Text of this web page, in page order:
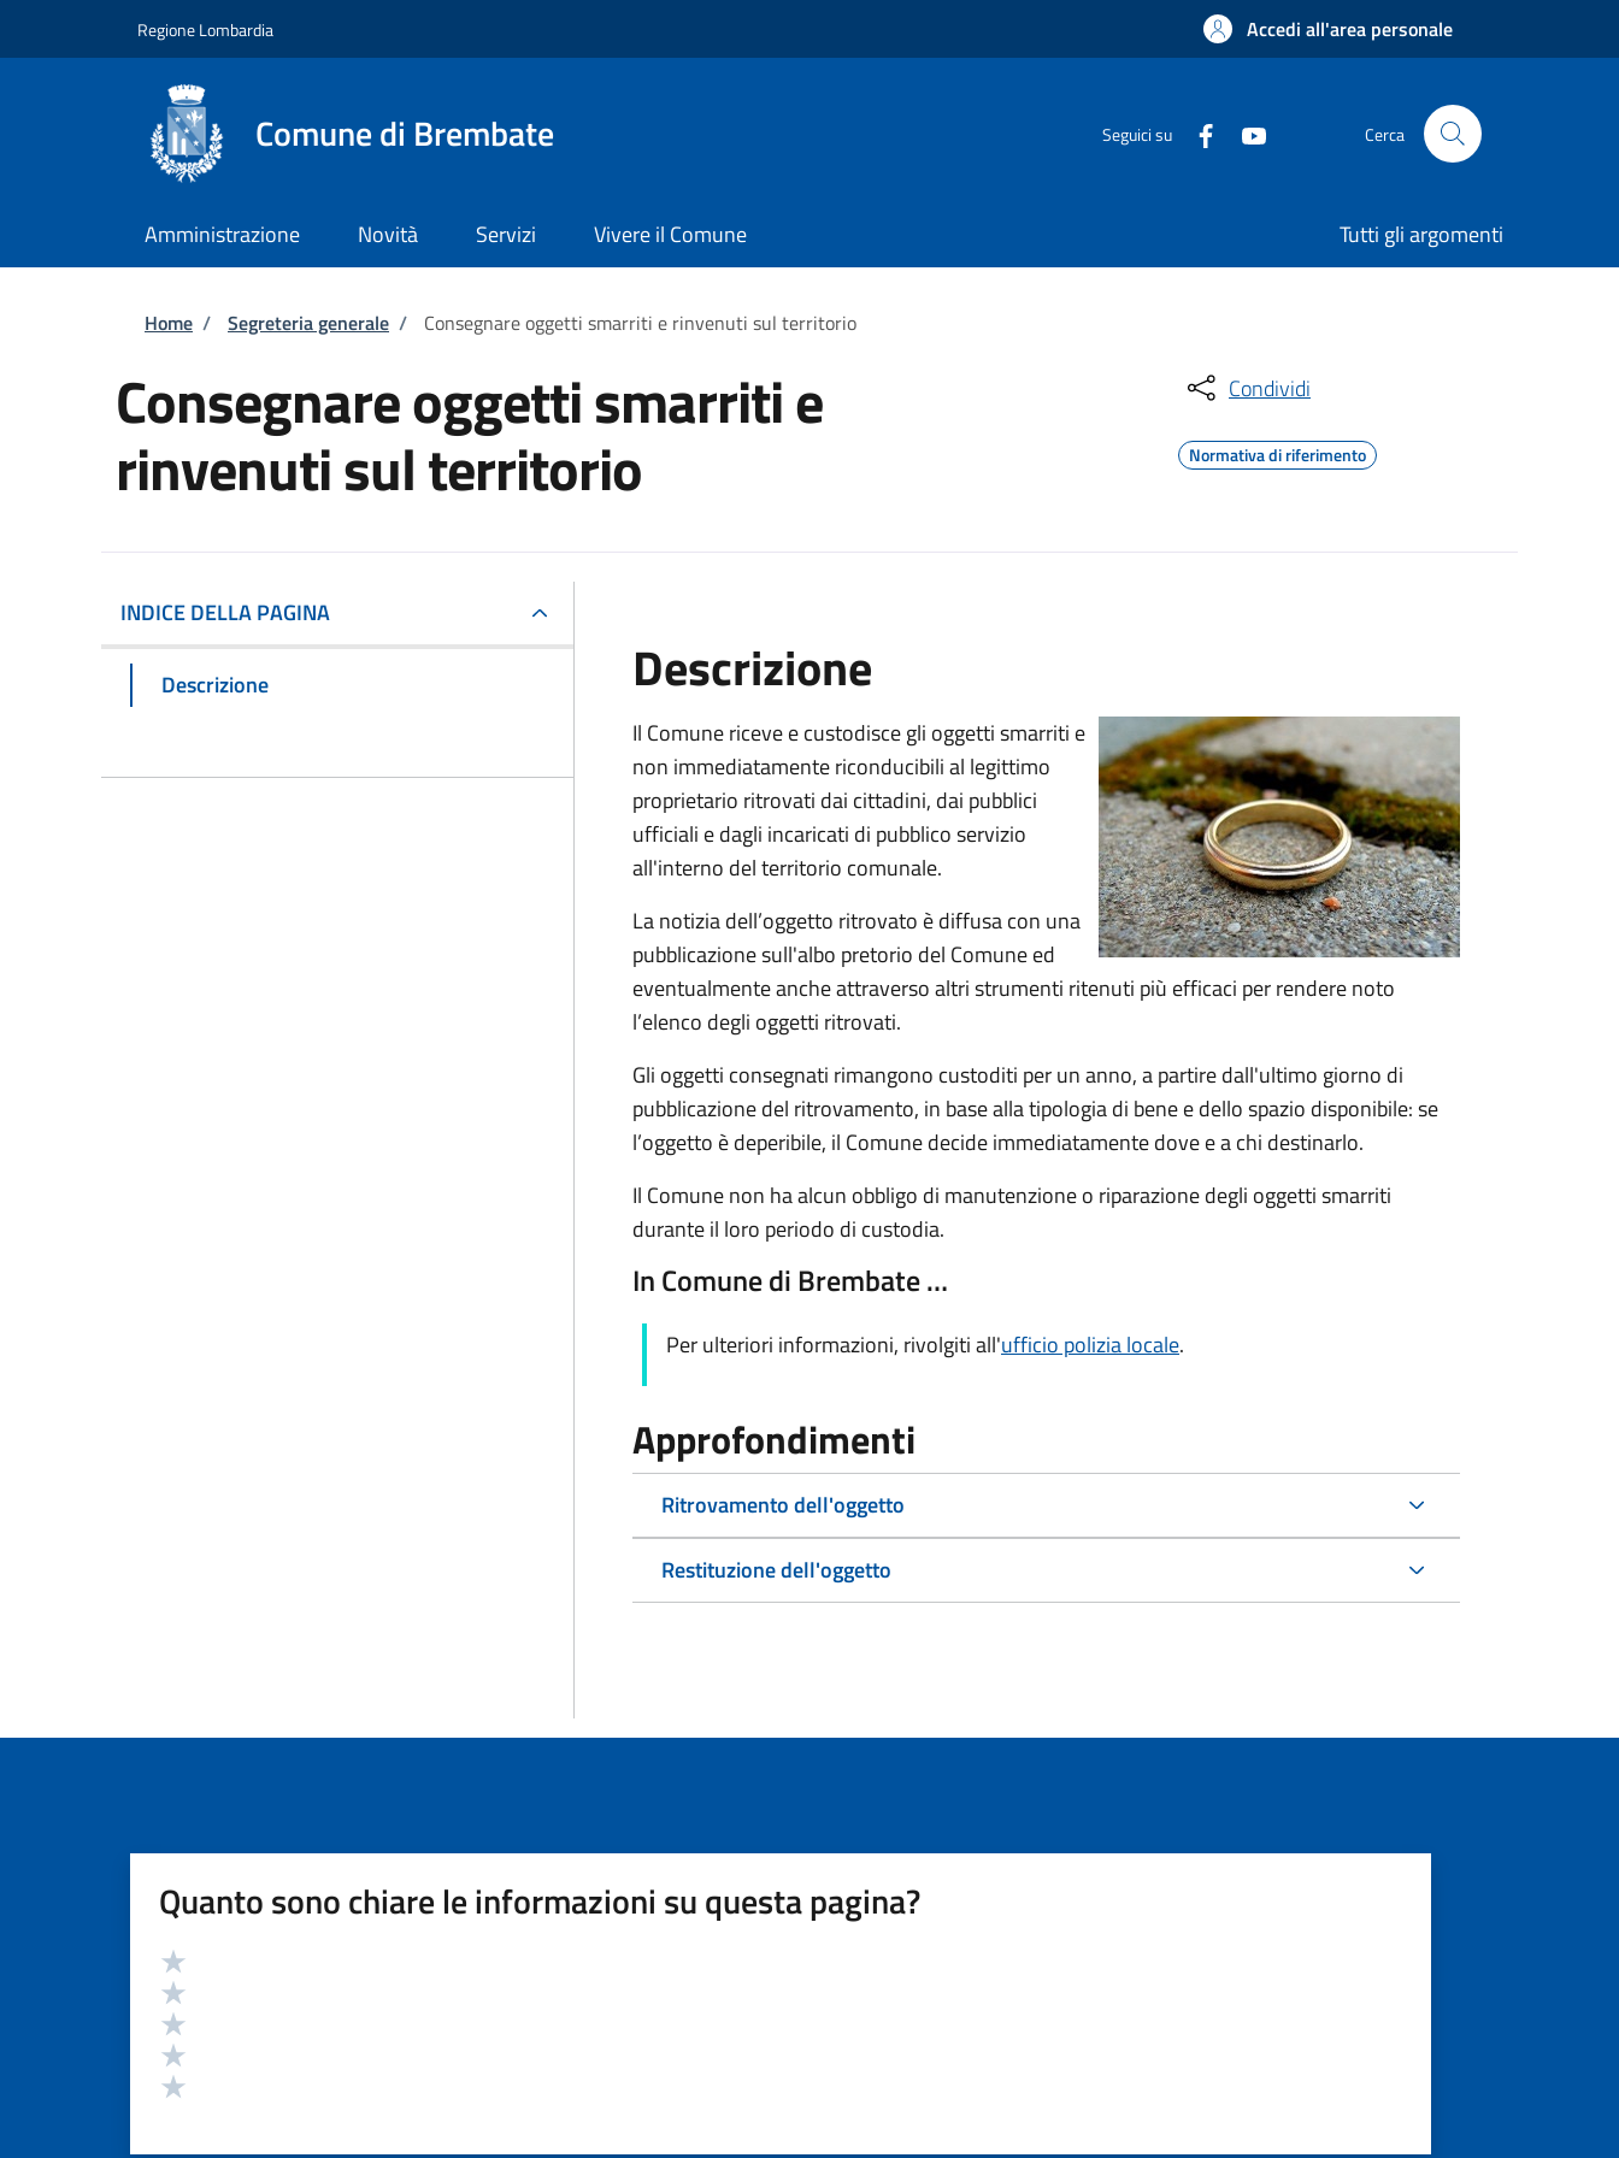
Regione Lombardia Accedi all'area personale
Comune di Brembate Seguici su Cerca
Amministrazione Novità Servizi Vivere il Comune Tutti gli argomenti
Briciole di pane
Home / Segreteria generale / Consegnare oggetti smarriti e rinvenuti sul territorio
Consegnare oggetti smarriti e
rinvenuti sul territorio
Condividi
Normativa di riferimento
INDICE DELLA PAGINA
Descrizione Descrizione
Il Comune riceve e custodisce gli oggetti smarriti e
non immediatamente riconducibili al legittimo
proprietario ritrovati dai cittadini, dai pubblici
ufficiali e dagli incaricati di pubblico servizio
all'interno del territorio comunale.
La notizia dell’oggetto ritrovato è diffusa con una
pubblicazione sull'albo pretorio del Comune ed
eventualmente anche attraverso altri strumenti ritenuti più efficaci per rendere noto
l’elenco degli oggetti ritrovati.
Gli oggetti consegnati rimangono custoditi per un anno, a partire dall'ultimo giorno di
pubblicazione del ritrovamento, in base alla tipologia di bene e dello spazio disponibile: se
l’oggetto è deperibile, il Comune decide immediatamente dove e a chi destinarlo.
Il Comune non ha alcun obbligo di manutenzione o riparazione degli oggetti smarriti
durante il loro periodo di custodia.
In Comune di Brembate …
Per ulteriori informazioni, rivolgiti all'ufficio polizia locale.
Approfondimenti
Ritrovamento dell'oggetto
Restituzione dell'oggetto
Quanto sono chiare le informazioni su questa pagina?
Valutazione